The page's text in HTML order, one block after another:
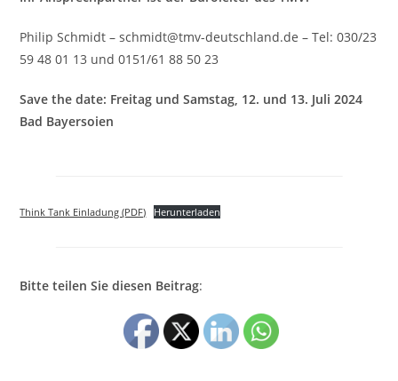
Philip Schmidt – schmidt@tmv-deutschland.de – Tel: 030/23
59 48 01 13 und 0151/61 88 50 23
Save the date: Freitag und Samstag, 12. und 13. Juli 2024
Bad Bayersoien
Think Tank Einladung (PDF) Herunterladen
Bitte teilen Sie diesen Beitrag: